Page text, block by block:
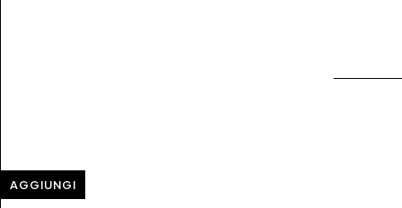
AGGIUNGI